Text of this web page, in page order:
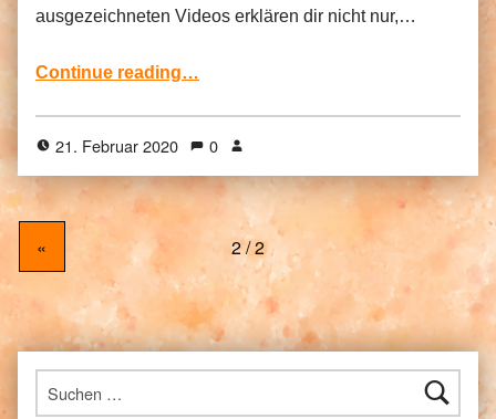
ausgezeichneten Videos erklären dir nicht nur,…
Continue reading…
21. Februar 2020 0
«
Suchen nach: